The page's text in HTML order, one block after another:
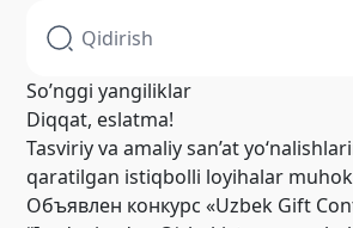
So’nggi yangiliklar
Diqqat, eslatma!
Tasviriy va amaliy san’at
qaratilgan istiqbolli loyihalar
Объявлен конкурс «Uzbek Gift